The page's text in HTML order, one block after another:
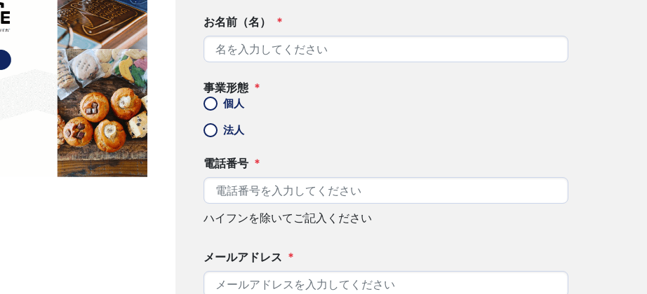
お名前（名） *
事業形態 *
個人
法人
電話番号 *
ハイフンを除いてご記入ください
メールアドレス *